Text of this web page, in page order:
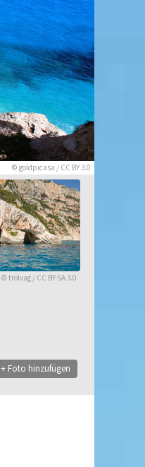
© goldpicasa / CC BY 3.0
© trolvag/ CC BY-SA 3.0
+ Foto hinzufügen